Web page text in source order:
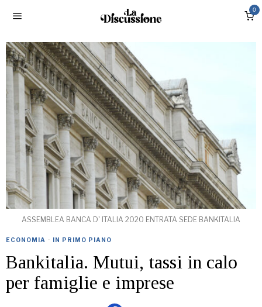
0
ASSEMBLEA BANCA D' ITALIA 2020 ENTRATA SEDE BANKITALIA
ECONOMIA · IN PRIMO PIANO
Bankitalia. Mutui, tassi in calo
per famiglie e imprese